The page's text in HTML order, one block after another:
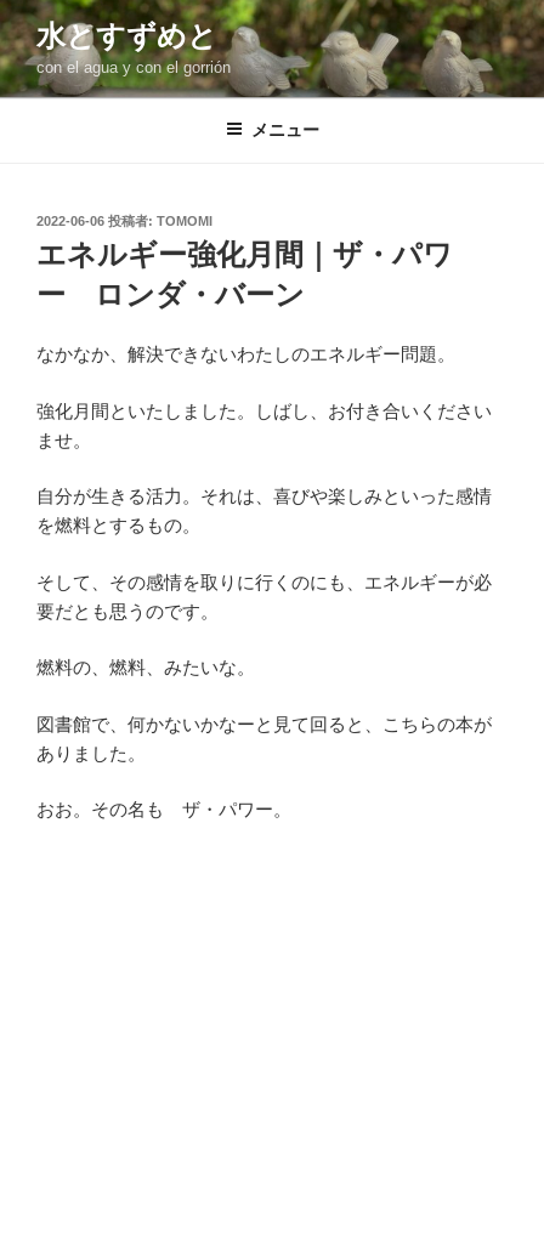
コ
ン
テ
ン
水とすずめと
con el agua y con el gorrión
メニュー
投
日:
2022-06-06 投稿者: TOMOMI
エネルギー強化月間｜ザ・パワ
ー ロンダ・バーン
なかなか、解決できないわたしのエネルギー問題。
強化月間といたしました。しばし、お付き合いください
ませ。
自分が生きる活力。それは、喜びや楽しみといった感情
を燃料とするもの。
そして、その感情を取りに行くのにも、エネルギーが必
要だとも思うのです。
燃料の、燃料、みたいな。
図書館で、何かないかなーと見て回ると、こちらの本が
ありました。
おお。その名も ザ・パワー。